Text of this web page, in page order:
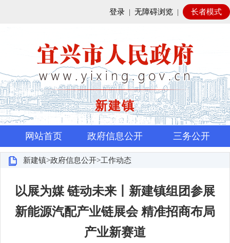
登录 | 无障碍浏览 | 长者模式
新建镇
网站首页 政府信息公开 三务公开
新建镇>政府信息公开>工作动态
以展为媒 链动未来丨新建镇组团参展
新能源汽配产业链展会 精准招商布局
产业新赛道